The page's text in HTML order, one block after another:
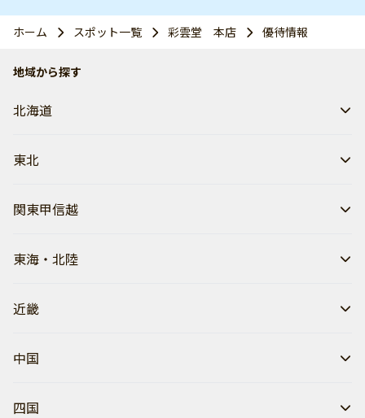
ホーム スポット一覧 彩雲堂 本店 優待情報
地域から探す
北海道
東北
関東甲信越
東海・北陸
近畿
中国
四国